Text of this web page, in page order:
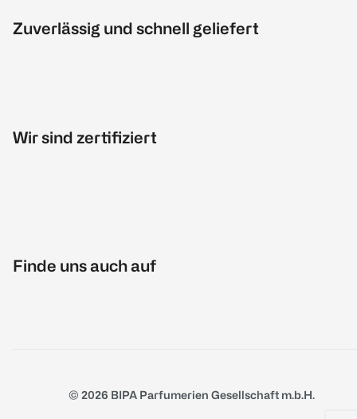
Zuverlässig und schnell geliefert
Wir sind zertifiziert
Finde uns auch auf
© 2026 BIPA Parfumerien Gesellschaft m.b.H.